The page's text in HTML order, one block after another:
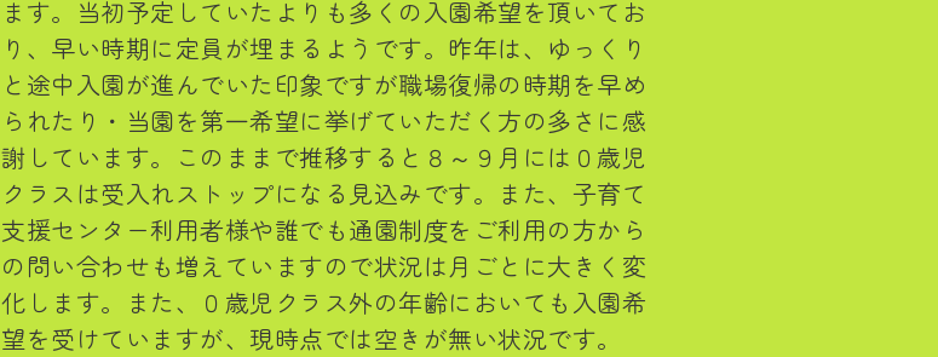
ます。当初予定していたよりも多くの入園希望を頂いてお
り、早い時期に定員が埋まるようです。昨年は、ゆっくり
と途中入園が進んでいた印象ですが職場復帰の時期を早め
られたり・当園を第一希望に挙げていただく方の多さに感
謝しています。このままで推移すると８～９月には０歳児
クラスは受入れストップになる見込みです。また、子育て
支援センター利用者様や誰でも通園制度をご利用の方から
の問い合わせも増えていますので状況は月ごとに大きく変
化します。また、０歳児クラス外の年齢においても入園希
望を受けていますが、現時点では空きが無い状況です。